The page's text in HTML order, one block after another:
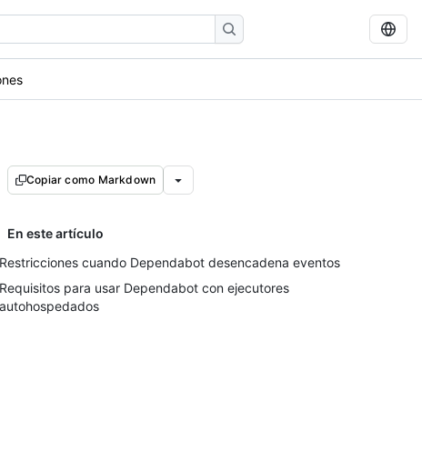
Copiar como Markdown
En este artículo
Restricciones cuando Dependabot desencadena eventos
Requisitos para usar Dependabot con ejecutores
autohospedados